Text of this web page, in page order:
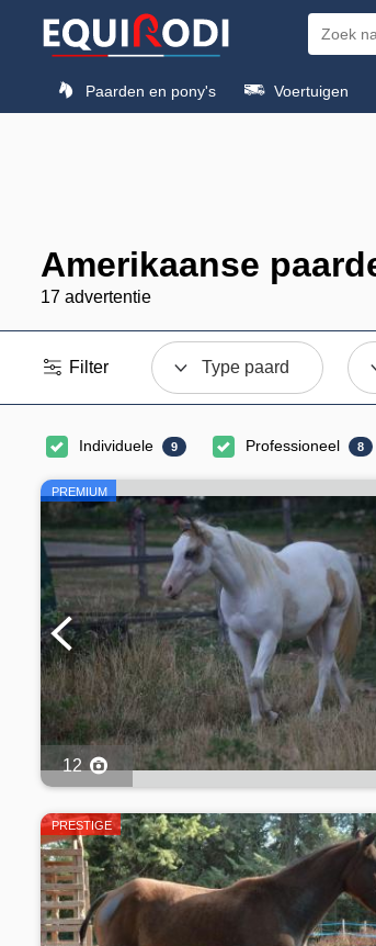
Paarden en pony's Voertuigen
Amerikaanse
17 advertentie
Filter Type paard
Individuele 9 Professioneel 8
PREMIUM
12
PRESTIGE